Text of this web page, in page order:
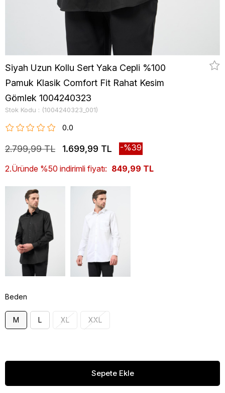
Siyah Uzun Kollu Sert Yaka Cepli %100
Pamuk Klasik Comfort Fit Rahat Kesim
Gömlek 1004240323
Stok Kodu (1004240323_001)
0.0
2.799,99 TL 1.699,99 TL 39
2.Üründe %50 indirimli fiyatı: 849,99 TL
Beden
M L XL XXL